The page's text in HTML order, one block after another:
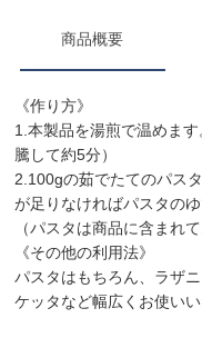
商品概要
《作り方》
1.本製品を湯煎で温めま
騰して約5分）
2.100gの茹でたてのパス
が足りなければパスタの
（パスタは商品に含まれ
《その他の利用法》
パスタはもちろん、ラザ
ケッタなど幅広くお使いい